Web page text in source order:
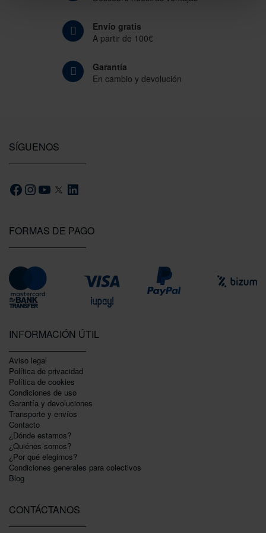
Envío gratis
A partir de 100€
Garantía
En cambio y devolución
FORMAS DE PAGO
INFORMACIÓN ÚTIL
Aviso legal
Política de privacidad
Polí­tica de cookies
Condiciones de uso
Garantí­a y devoluciones
Transporte y envíos
Contacto
¿Dónde estamos?
¿Quiénes somos?
¿Por qué elegirnos?
Condiciones generales para colectivos
Blog
CONTÁCTANOS
SÍGUENOS